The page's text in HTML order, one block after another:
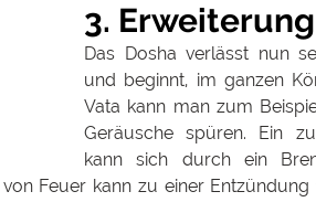
3. Erweiterung
Das Dosha verlässt nun
und beginnt, im ganzen
Vata kann man zum
Geräusche spüren. Ein
kann sich durch ein
Feuer kann zu einer